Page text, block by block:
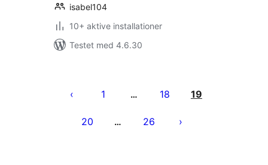
isabel104
10+ aktive installationer
Testet med 4.6.30
1 … 18 19
20 … 26